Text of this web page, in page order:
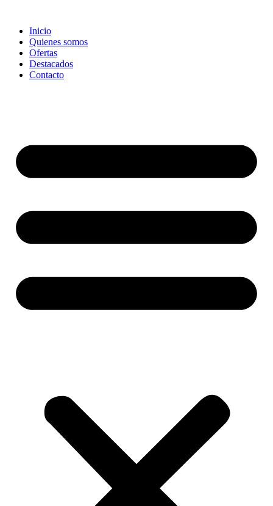
contenido
Inicio
Quienes somos
Ofertas
Destacados
Contacto